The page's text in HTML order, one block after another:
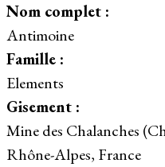
Nom complet :
Antimoine
Famille :
Elements
Gisement :
Mine des Chalanches
Rhône-Alpes, France